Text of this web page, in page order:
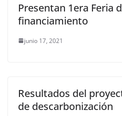
Presentan 1era Feria
financiamiento
junio 17, 2021
Resultados del
de descarbonización